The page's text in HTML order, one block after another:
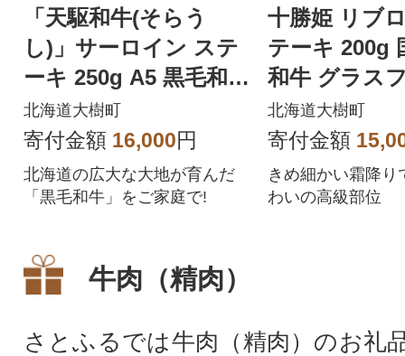
「天駆和牛(そらう
し)」サーロイン ステ
ーキ 250g A5 黒毛和牛
北海道十勝大樹町産
北海道大樹町
寄付金額 16,000円
北海道の広大な大地が育んだ
「黒毛和牛」をご家庭で!
十勝姫 リブ
テーキ 200g 国産 黒毛
和牛 グラス
ビーフ
北海道大樹町
寄付金額
きめ細かい霜降り
わいの高級部位
牛肉（精肉）
さとふるでは牛肉（精肉）のお礼